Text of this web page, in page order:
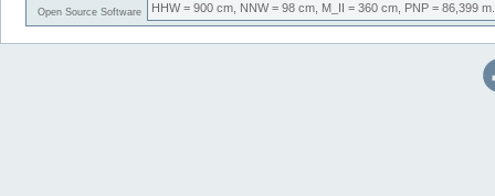
Open Source Software
HHW= 900 cm, NNW= 98 cm, M_II = 360 cm, PNP = 86,399